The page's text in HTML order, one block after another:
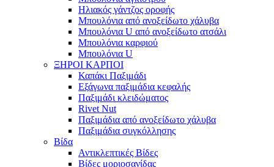
Ηλιακός γάντζος οροφής
Μπουλόνια από ανοξείδωτο χάλυβα
Μπουλόνια U από ανοξείδωτο ατσάλι
Μπουλόνια καρφιού
Μπουλόνια U
ΞΗΡΟΙ ΚΑΡΠΟΙ
Καπάκι Παξιμάδι
Εξάγωνα παξιμάδια κεφαλής
Παξιμάδι κλειδώματος
Rivet Nut
Παξιμάδια από ανοξείδωτο χάλυβα
Παξιμάδια συγκόλλησης
Βίδα
Αντικλεπτικές Βίδες
Βίδες μοριοσανίδας